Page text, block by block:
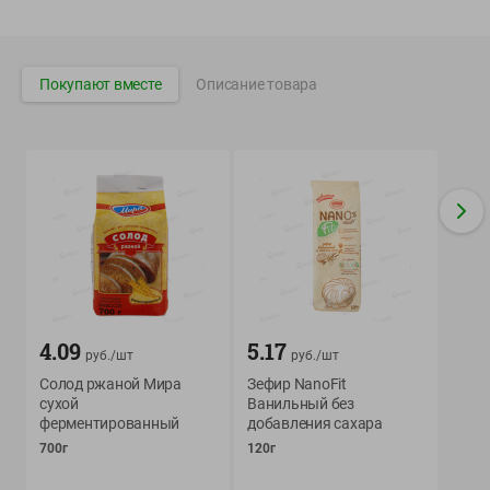
Юридическая информация и условия пользовательского
соглашения
Номер уполномоченных рассматривать обращения покупателей в
соответствии с законодательством об обращениях граждан и
юридических лиц: Отдел торговли и услуг Администрации
Фрунзенского района г. Минска + 375 17 272 73 84 .
продавцом рассматривать обращения покупателей о нарушении их
прав, предусмотренных законодательством о защите прав
Покупают вместе Описание товара
4.09 руб./шт
Солод ржаной Мира
сухой
ферментированный
700г
5.17 руб./шт
Зефир NanoFit
Ванильный без
добавления сахара
120г